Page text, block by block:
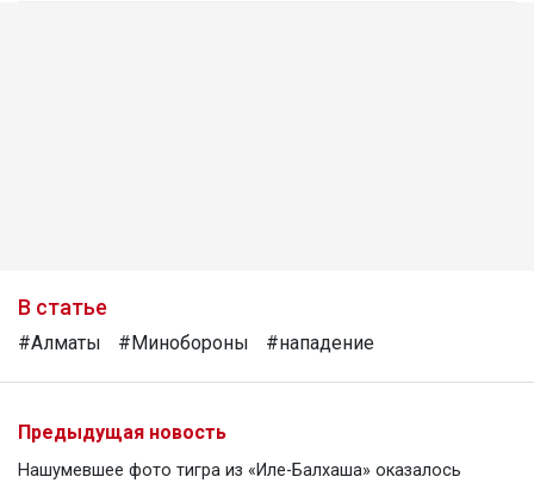
В статье
#Алматы #Минобороны #нападение
Предыдущая новость
Нашумевшее фото тигра из «Иле-Балхаша» оказалось